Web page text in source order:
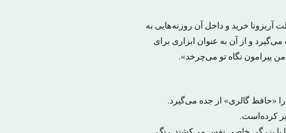
در شمال ایالت آریزونا خرید و داخل آن روزنه‌هایی به
و از آن به عنوان ابزاری برای
پیرامون نگاه تو می‌چرخد».
«حافظ گالری» از جده می‌گیرد.
کرده‌است.